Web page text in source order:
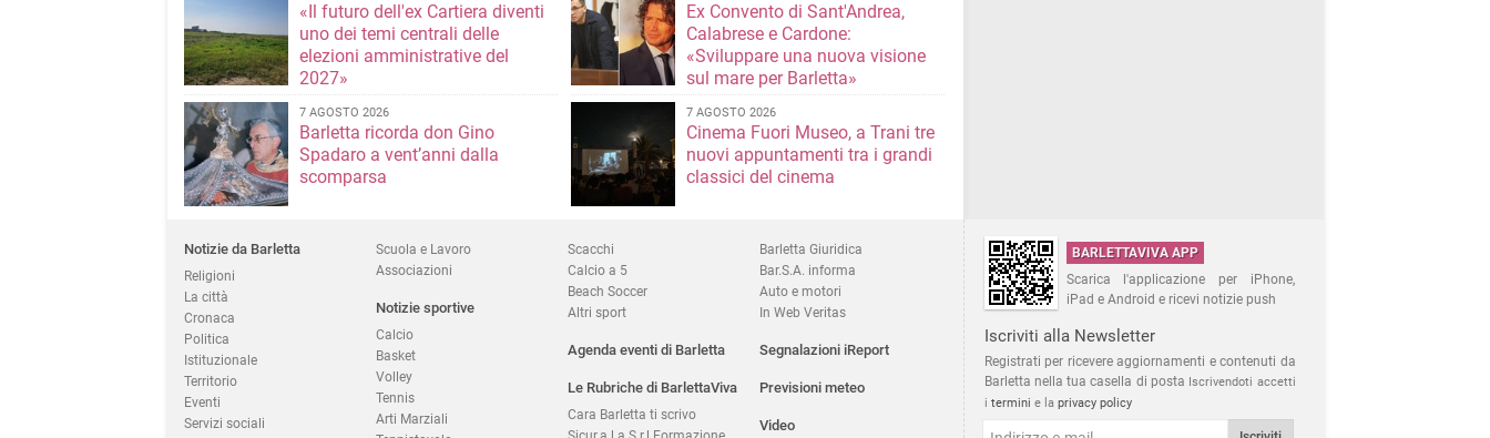
«Il futuro dell'ex Cartiera diventi
uno dei temi centrali delle
elezioni amministrative del
2027»
Ex Convento di Sant'Andrea,
Calabrese e Cardone:
«Sviluppare una nuova visione
sul mare per Barletta»
7 AGOSTO 2026
Barletta ricorda don Gino
Spadaro a vent’anni dalla
scomparsa
7 AGOSTO 2026
Cinema Fuori Museo, a Trani tre
nuovi appuntamenti tra i grandi
classici del cinema
Notizie da Barletta
Religioni
La città
Cronaca
Politica
Istituzionale
Territorio
Eventi
Servizi sociali
Scuola e Lavoro
Associazioni
Notizie sportive
Calcio
Basket
Volley
Tennis
Arti Marziali
Scacchi
Calcio a 5
Beach Soccer
Altri sport
Agenda eventi di Barletta
Le Rubriche di BarlettaViva
Cara Barletta ti scrivo
Barletta Giuridica
Bar.S.A. informa
Auto e motori
In Web Veritas
Segnalazioni iReport
Previsioni meteo
Video
BARLETTAVIVA APP
Scarica l'applicazione per iPhone,
iPad e Android e ricevi notizie push
Iscriviti alla Newsletter
Registrati per ricevere aggiornamenti e contenuti da
Barletta nella tua casella di posta Iscrivendoti accetti
i termini e la privacy policy